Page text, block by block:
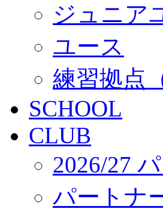
ジュニア
ユース
練習拠点
SCHOOL
CLUB
2026/27
パートナ